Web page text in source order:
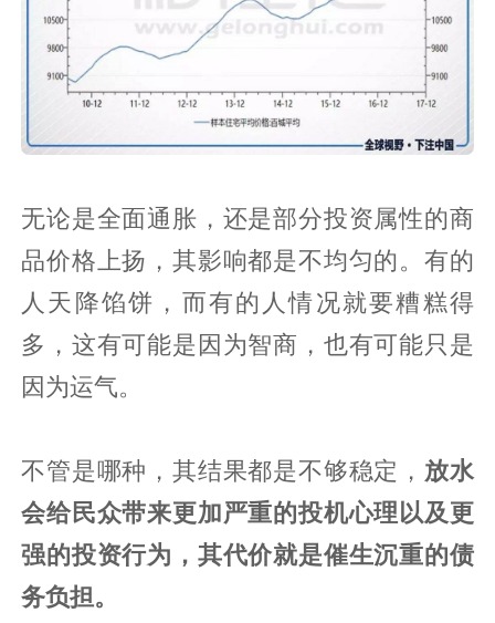
无论是全面通胀，还是部分投资属性的商
品价格上扬，其影响都是不均匀的。有的
人天降馅饼，而有的人情况就要糟糕得
多，这有可能是因为智商，也有可能只是
因为运气。
不管是哪种，其结果都是不够稳定， 放水
会给民众带来更加严重的投机心理以及更
强的投资行为，其代价就是催生沉重的债
务负担。